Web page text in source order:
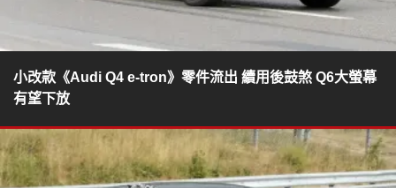
小改款《Audi Q4 e-tron》零件流出 續用後鼓煞 Q6大螢幕
有望下放